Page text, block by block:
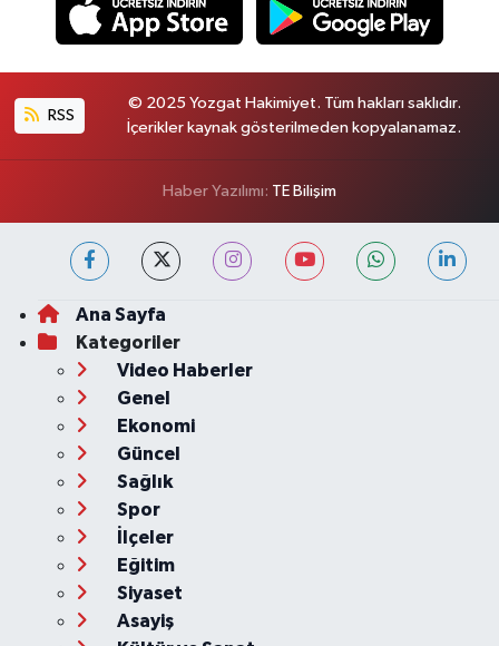
RSS
© 2025 Yozgat Hakimiyet. Tüm hakları saklıdır.
İçerikler kaynak gösterilmeden kopyalanamaz.
Haber Yazılımı: TE Bilişim
Ana Sayfa
Kategoriler
Video Haberler
Genel
Ekonomi
Güncel
Sağlık
Spor
İlçeler
Eğitim
Siyaset
Asayiş